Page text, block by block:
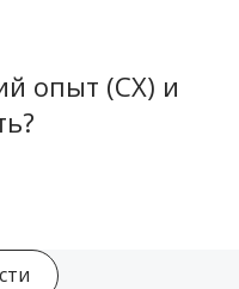
опыт (CX) и